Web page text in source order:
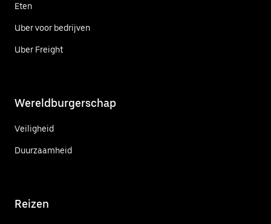
Eten
Uber voor bedrijven
Uber Freight
Wereldburgerschap
Veiligheid
Duurzaamheid
Reizen